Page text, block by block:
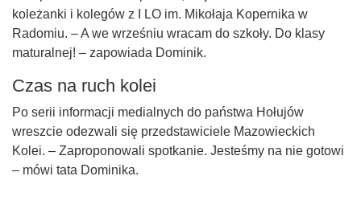
koleżanki i kolegów z I LO im. Mikołaja Kopernika w
Radomiu. – A we wrześniu wracam do szkoły. Do klasy
maturalnej! – zapowiada Dominik.
Czas na ruch kolei
Po serii informacji medialnych do państwa Hołujów
wreszcie odezwali się przedstawiciele Mazowieckich
Kolei. – Zaproponowali spotkanie. Jesteśmy na nie gotowi
– mówi tata Dominika.